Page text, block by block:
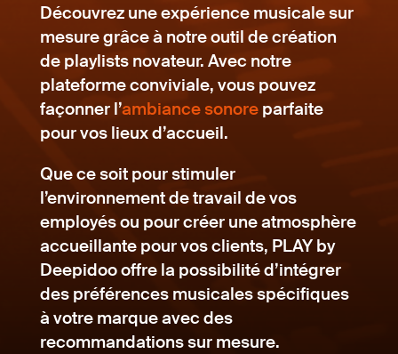
Découvrez une expérience musicale sur
mesure grâce à notre outil de création
de playlists novateur. Avec notre
plateforme conviviale, vous pouvez
façonner l’ambiance sonoreparfaite
pour vos lieux d’accueil.
Que ce soit pour stimuler
l’environnement de travail de vos
employés ou pour créer une atmosphère
accueillante pour vos clients, PLAY by
Deepidoo offre la possibilité d’intégrer
des préférences musicales spécifiques
à votre marque avec des
recommandations sur mesure.